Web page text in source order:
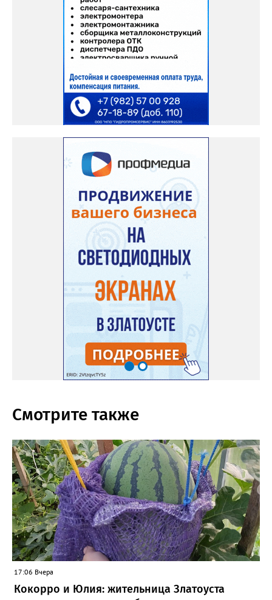
Смотрите также
17:06 Вчера
Кокорро и Юлия: жительница Златоуста